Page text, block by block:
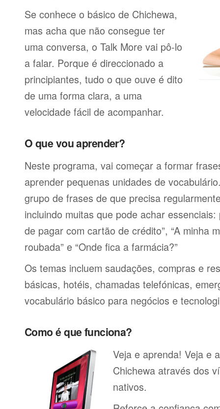
Se conhece o básico de Chichewa,
mas acha que não consegue ter
uma conversa, o Talk More vai pô-lo
a falar. Porque é direccionado a
principiantes, tudo o que ouve é dito
de uma forma clara, a uma
velocidade fácil de acompanhar.
O que vou aprender?
Neste programa, vai começar a formar
aprender pequenas unidades de
grupo de frases de que precisa
incluindo muitas que pode achar essenciais:
de pagar com cartão de crédito”, “A minha
roubada” e “Onde fica a farmácia?”
Os temas incluem saudações, compras e
básicas, hotéis, chamadas telefónicas,
vocabulário básico para negócios e
Como é que funciona?
Veja e aprenda! Veja e
Chichewa através dos
nativos.